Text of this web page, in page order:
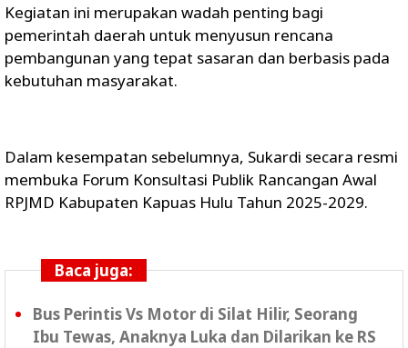
Kegiatan ini merupakan wadah penting bagi
pemerintah daerah untuk menyusun rencana
pembangunan yang tepat sasaran dan berbasis pada
kebutuhan masyarakat.
Dalam kesempatan sebelumnya, Sukardi secara resmi
membuka Forum Konsultasi Publik Rancangan Awal
RPJMD Kabupaten Kapuas Hulu Tahun 2025-2029.
Baca juga:
Bus Perintis Vs Motor di Silat Hilir, Seorang
Ibu Tewas, Anaknya Luka dan Dilarikan ke RS